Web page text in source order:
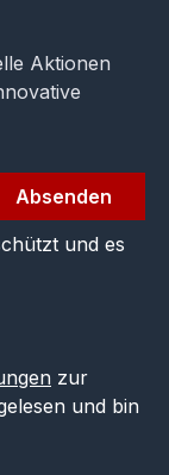
Aktionen
Absenden
und es
zur
und bin